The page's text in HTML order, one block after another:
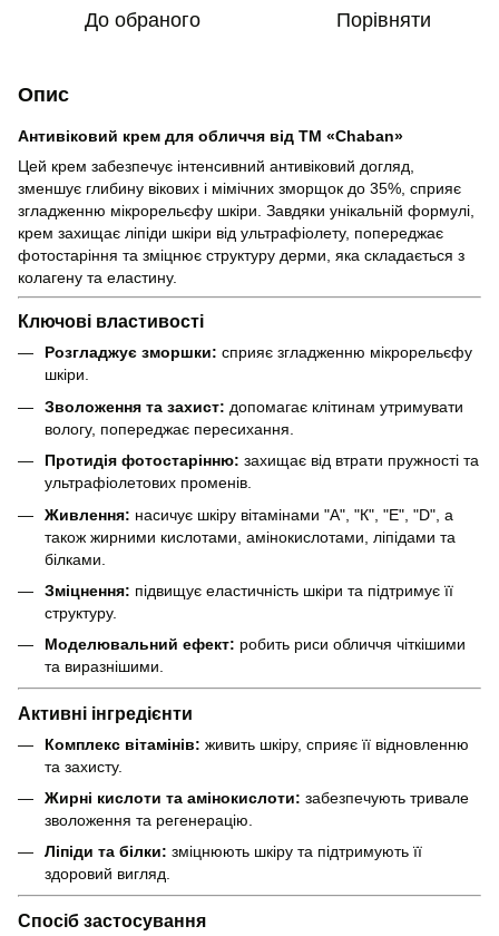
До обраного Порівняти
Опис
Антивіковий крем для обличчя від ТМ «Chaban»
Цей крем забезпечує інтенсивний антивіковий догляд,
зменшує глибину вікових і мімічних зморщок до 35%, сприяє
згладженню мікрорельєфу шкіри. Завдяки унікальній формулі,
крем захищає ліпіди шкіри від ультрафіолету, попереджає
фотостаріння та зміцнює структуру дерми, яка складається з
колагену та еластину.
Ключові властивості
Розгладжує зморшки: сприяє згладженню мікрорельєфу
шкіри.
Зволоження та захист: допомагає клітинам утримувати
вологу, попереджає пересихання.
Протидія фотостарінню: захищає від втрати пружності та
ультрафіолетових променів.
Живлення: насичує шкіру вітамінами "А", "К", "Е", "D", а
також жирними кислотами, амінокислотами, ліпідами та
білками.
Зміцнення: підвищує еластичність шкіри та підтримує її
структуру.
Моделювальний ефект: робить риси обличчя чіткішими
та виразнішими.
Активні інгредієнти
Комплекс вітамінів: живить шкіру, сприяє її відновленню
та захисту.
Жирні кислоти та амінокислоти: забезпечують тривале
зволоження та регенерацію.
Ліпіди та білки: зміцнюють шкіру та підтримують її
здоровий вигляд.
Спосіб застосування